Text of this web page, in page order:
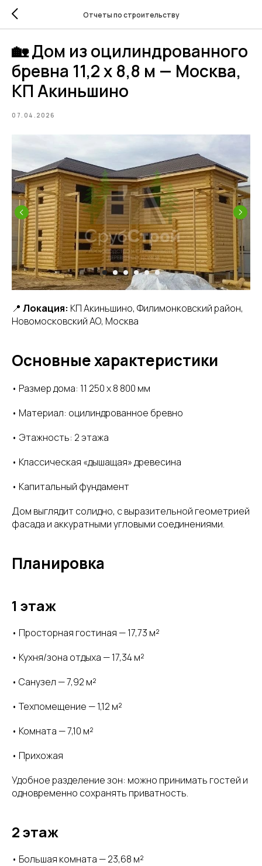
Отчеты по строительству
🏡 Дом из оцилиндрованного
бревна 11,2 х 8,8 м — Москва,
КП Акиньшино
07.04.2026
📍 Локация: КП Акиньшино, Филимонковский район,
Новомосковский АО, Москва
Основные характеристики
• Размер дома: 11 250 х 8 800 мм
• Материал: оцилиндрованное бревно
• Этажность: 2 этажа
• Классическая «дышащая» древесина
• Капитальный фундамент
Дом выглядит солидно, с выразительной геометрией
фасада и аккуратными угловыми соединениями.
Планировка
1 этаж
• Просторная гостиная — 17,73 м²
• Кухня/зона отдыха — 17,34 м²
• Санузел — 7,92 м²
• Техпомещение — 1,12 м²
• Комната — 7,10 м²
• Прихожая
Удобное разделение зон: можно принимать гостей и
одновременно сохранять приватность.
2 этаж
• Большая комната — 23,68 м²